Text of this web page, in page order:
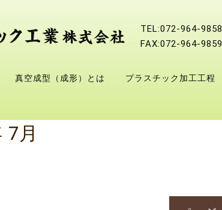
TEL:072-964-9858
FAX:072-964-9859
真空成型（成形）とは プラスチック加工工程
7月